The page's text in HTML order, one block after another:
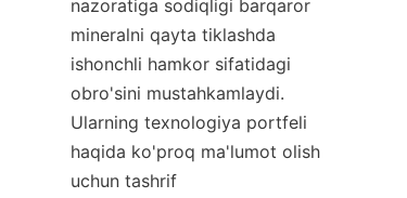
nazoratiga sodiqligi barqaror
mineralni qayta tiklashda
ishonchli hamkor sifatidagi
obro'sini mustahkamlaydi.
Ularning texnologiya portfeli
haqida ko'proq ma'lumot olish
uchun tashrif